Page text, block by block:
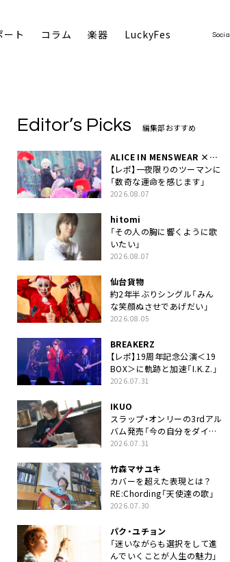
ート コラム 楽器 LuckyFes Social
Editor’s Picks 編集部おすすめ
ALICE IN MENSWEAR ×
MASCHERA
【レポ】一夜限りのツーマンに
「数奇な運命を感じます」
2026.08.07
hitomi
「その人の胸に響くように歌
いたい」
2026.08.07
仙台貨物
約2年半ぶりシングル「みん
な笑顔ぬさせであげだい」
2026.08.05
BREAKERZ
【レポ】19周年記念公演＜19
BOX＞に軌跡と加速「I.K.Z.」
2026.07.31
IKUO
スラップ・オンリーの3rdアル
バム発売「今の自分をダイレ
クトに」
2026.07.31
竹森マサユキ
カバーを超えた表現とは？
RE:Chording「天使達の歌」
2026.07.30
パク・ユチョン
「迷いながらも選択をして進
んでいくことが人生の魅力」